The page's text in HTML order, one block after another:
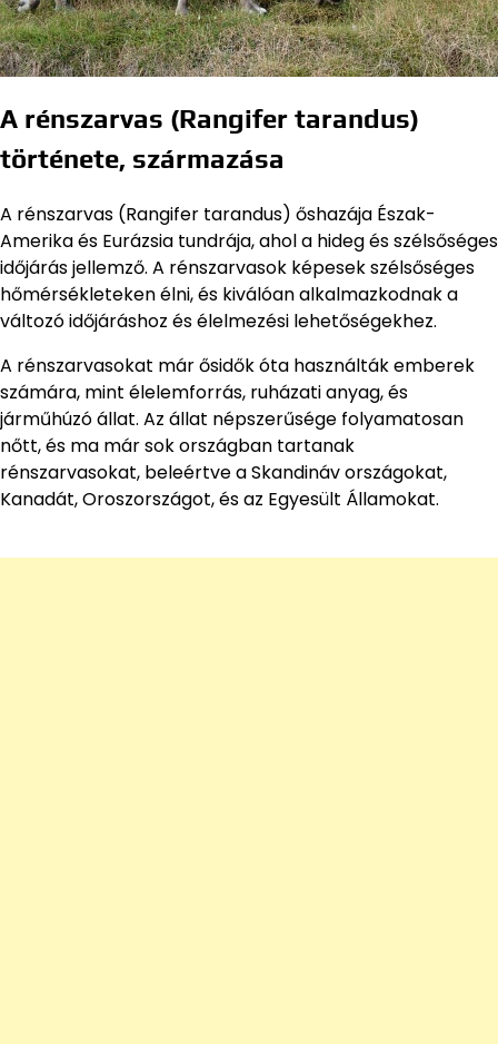
A rénszarvas (Rangifer tarandus)
története, származása
A rénszarvas (Rangifer tarandus) őshazája Észak-
Amerika és Eurázsia tundrája, ahol a hideg és szélsőséges
időjárás jellemző. A rénszarvasok képesek szélsőséges
hőmérsékleteken élni, és kiválóan alkalmazkodnak a
változó időjáráshoz és élelmezési lehetőségekhez.
A rénszarvasokat már ősidők óta használták emberek
számára, mint élelemforrás, ruházati anyag, és
járműhúzó állat. Az állat népszerűsége folyamatosan
nőtt, és ma már sok országban tartanak
rénszarvasokat, beleértve a Skandináv országokat,
Kanadát, Oroszországot, és az Egyesült Államokat.